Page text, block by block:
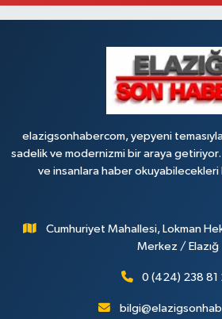
FIRAT ÜNÜVERSİTESİ HASTANESİNİN KARŞISI
Üniversite Mah.Yunus Emre Bulvarı No:2 A
Yol Tarifi Al
elazigsonhabercom, yepyeni
sadelik ve modernizmi bir araya getiriyor.
ve insanlara haber okuyabilecekleri
Cumhuriyet Mahallesi, Lokman
Merkez / Elazığ
0 (424) 238 81